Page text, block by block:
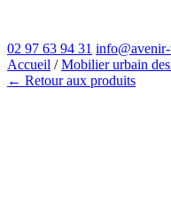
02 97 63 94 31
Accueil /Mobilier urbain
← Retour aux produits